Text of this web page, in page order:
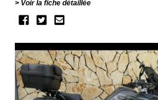
Voir la fiche détaillée